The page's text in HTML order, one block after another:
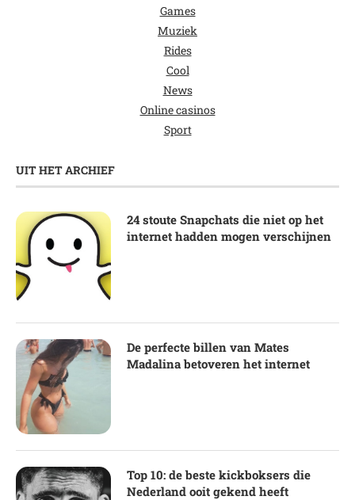
Games
Muziek
Rides
Cool
News
Online casinos
Sport
UIT HET ARCHIEF
24 stoute Snapchats die niet op het
internet hadden mogen verschijnen
De perfecte billen van Mates
Madalina betoveren het internet
Top 10: de beste kickboksers die
Nederland ooit gekend heeft